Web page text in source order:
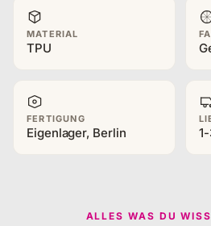
MATERIAL
TPU
FERTIGUNG
Eigenlager, Berlin
ALLES WAS DU